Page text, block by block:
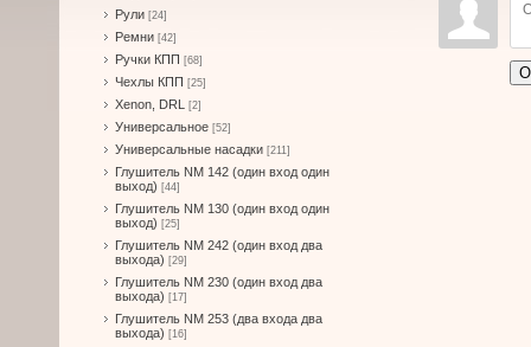
Рули [24]
Ремни [42]
Ручки КПП [68]
Чехлы КПП [25]
Xenon, DRL [2]
Универсальное [52]
Универсальные насадки [211]
Глушитель NM 142 (один вход один
выход) [44]
Глушитель NM 130 (один вход один
выход) [25]
Глушитель NM 242 (один вход два
выхода) [29]
Глушитель NM 230 (один вход два
выхода) [17]
Глушитель NM 253 (два входа два
выхода) [16]